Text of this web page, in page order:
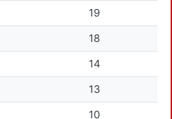
19
18
14
13
10